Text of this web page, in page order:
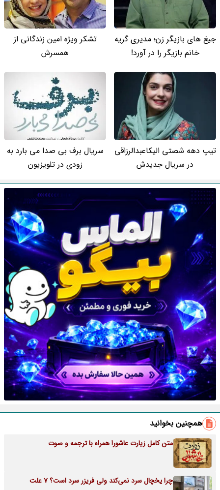
جیغ های بازیگر زن؛ مدیری گریه
خانم بازیگر را در آورد!
تشکر ویژه امین زندگانی از
همسرش
تیپ دهه شصتی الیکاعبدالرزاقی
در سریال جدیدش
سریال برف بی صدا می بارد به
زودی در تلویزیون
همچنین بخوانید
متن کامل زیارت عاشورا همراه با ترجمه و صوت
چرا یخچال سرد نمی‌کند ولی فریزر سرد است؟ 7 علت